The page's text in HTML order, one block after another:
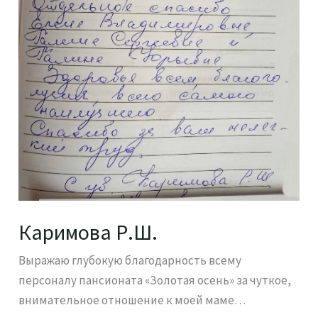
Каримова Р.Ш.
Выражаю глубокую благодарность всему
персоналу пансионата «Золотая осень» за чуткое,
внимательное отношение к моей маме…